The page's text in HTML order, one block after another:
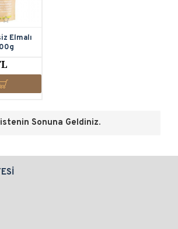
Elmalı
Sonuna Geldiniz.